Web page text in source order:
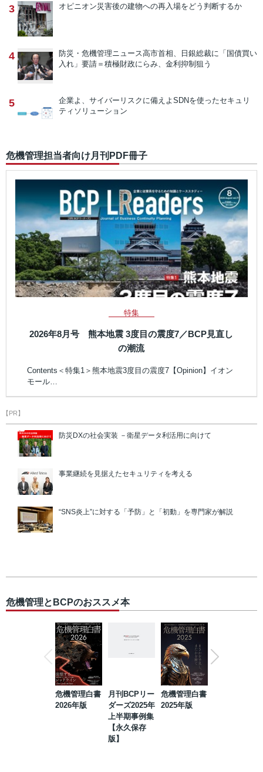
3 オピニオン災害後の建物への再入場をどう判断するか
4 防災・危機管理ニュース高市首相、日銀総裁に「国債買い
入れ」要請＝積極財政にらみ、金利抑制狙う
5 企業よ、サイバーリスクに備えよ SDNを使ったセキュリ
ティソリューション
危機管理担当者向け月刊PDF冊子
特集
2026年8月号 熊本地震 3度目の震度7／BCP見直し
の潮流
Contents＜特集1＞熊本地震3度目の震度7【Opinion】イオン
モール…
【PR】
防災DXの社会実装 －衛星データ利活用に向けて
事業継続を見据えたセキュリティを考える
“SNS炎上”に対する「予防」と「初動」を専門家が解説
危機管理とBCPのおススメ本
危機管理白書
2026年版
月刊BCPリー
ダーズ2025年
上半期事例集
【永久保存
版】
危機管理白書
2025年版